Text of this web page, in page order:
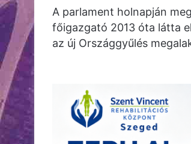
A parlament holnapján
főigazgató 2013 óta látta
az új Országgyűlés